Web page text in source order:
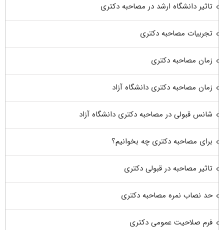
تاثیر دانشگاه ارشد در مصاحبه دکتری
تجربیات مصاحبه دکتری
زمان مصاحبه دکتری
زمان مصاحبه دکتری دانشگاه آزاد
شانس قبولی در مصاحبه دکتری دانشگاه آزاد
برای مصاحبه دکتری چه بخوانیم؟
تاثیر مصاحبه در قبولی دکتری
حد نصاب نمره مصاحبه دکتری
فرم صلاحیت عمومی دکتری